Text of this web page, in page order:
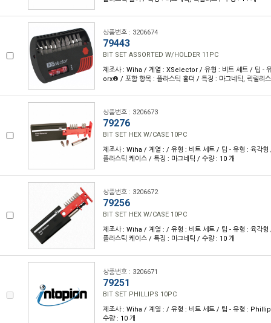
상품번호 : 3206674
79443
BIT SET ASSORTED W/HOLDER 11PC
제조사 : Wiha / 계열 : XSelector / 유형 : 비트 세트 / 팁 -
orx® / 포함 항목 : 플라스틱 홀더 / 특징 : 마그네틱, 퀵릴리
상품번호 : 3206673
79276
BIT SET HEX W/CASE 10PC
제조사 : Wiha / 계열 : / 유형 : 비트 세트 / 팁 - 유형 : 육각형
플라스틱 케이스 / 특징 : 마그네틱 / 수량 : 10 개
상품번호 : 3206672
79256
BIT SET HEX W/CASE 10PC
제조사 : Wiha / 계열 : / 유형 : 비트 세트 / 팁 - 유형 : 육각형
플라스틱 케이스 / 특징 : 마그네틱 / 수량 : 10 개
상품번호 : 3206671
79251
BIT SET PHILLIPS 10PC
제조사 : Wiha / 계열 : / 유형 : 비트 세트 / 팁 - 유형 :
수량 : 10 개